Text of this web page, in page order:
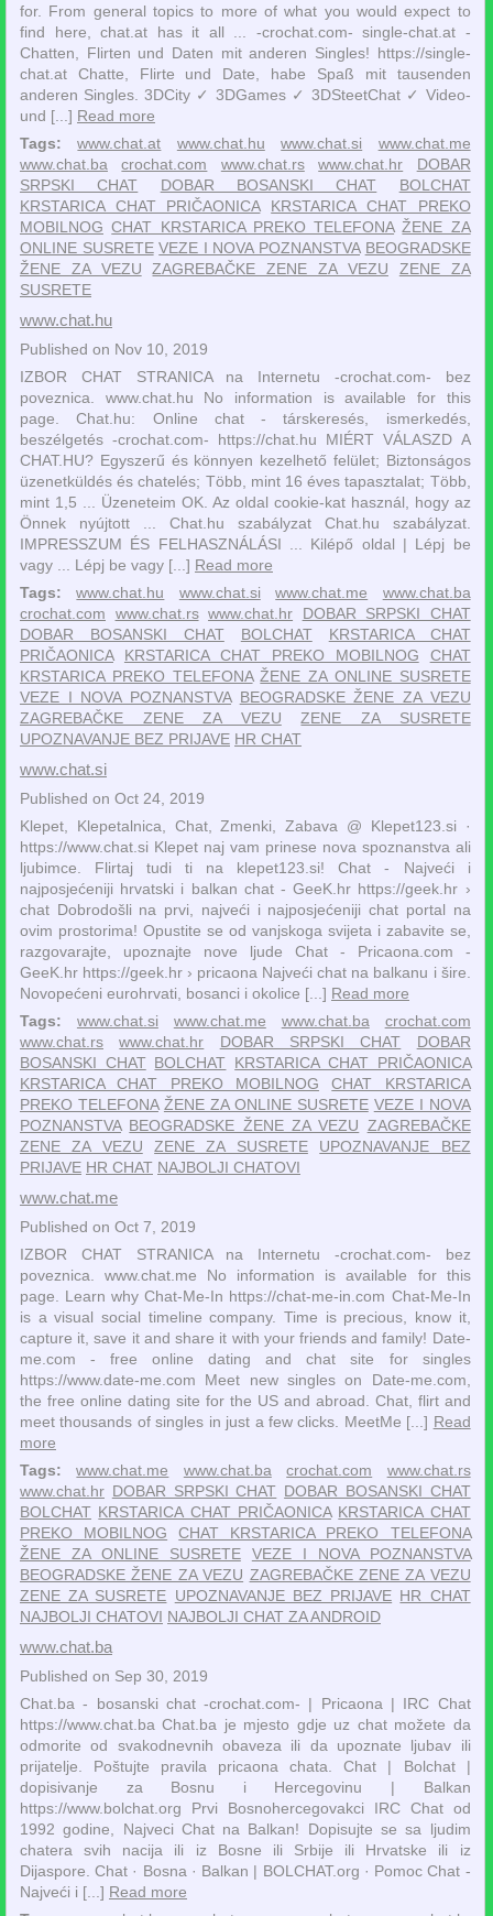
for. From general topics to more of what you would expect to
find here, chat.at has it all ... -crochat.com- single-chat.at -
Chatten, Flirten und Daten mit anderen Singles! https://single-
chat.at Chatte, Flirte und Date, habe Spaß mit tausenden
anderen Singles. 3DCity ✓ 3DGames ✓ 3DSteetChat ✓ Video-
und [...] Read more
Tags:
www.chat.at www.chat.hu www.chat.si
www.chat.me
www.chat.ba
crochat.com www.chat.rs www.chat.hr
DOBAR
SRPSKI CHAT
DOBAR BOSANSKI CHAT
BOLCHAT
KRSTARICA CHAT PRIČAONICA
KRSTARICA CHAT PREKO
MOBILNOG CHAT KRSTARICA PREKO TELEFONA ŽENE ZA
ONLINE SUSRETE VEZE I NOVA POZNANSTVA BEOGRADSKE
ŽENE ZA VEZU
ZAGREBAČKE ZENE ZA VEZU
ZENE ZA
SUSRETE
www.chat.hu
Published on Nov 10, 2019
IZBOR CHAT STRANICA na Internetu -crochat.com- bez
poveznica. www.chat.hu No information is available for this
page. Chat.hu: Online chat - társkeresés, ismerkedés,
beszélgetés -crochat.com- https://chat.hu MIÉRT VÁLASZD A
CHAT.HU? Egyszerű és könnyen kezelhető felület; Biztonságos
üzenetküldés és chatelés; Több, mint 16 éves tapasztalat; Több,
mint 1,5 ... Üzeneteim OK. Az oldal cookie-kat használ, hogy az
Önnek nyújtott ... Chat.hu szabályzat Chat.hu szabályzat.
IMPRESSZUM ÉS FELHASZNÁLÁSI ... Kilépő oldal | Lépj be
vagy ... Lépj be vagy [...] Read more
Tags:
www.chat.hu www.chat.si www.chat.me
www.chat.ba
crochat.com
www.chat.rs www.chat.hr
DOBAR SRPSKI CHAT
DOBAR BOSANSKI CHAT
BOLCHAT
KRSTARICA CHAT
PRIČAONICA
KRSTARICA CHAT PREKO MOBILNOG
CHAT
KRSTARICA PREKO TELEFONA ŽENE ZA ONLINE SUSRETE
VEZE I NOVA POZNANSTVA BEOGRADSKE ŽENE ZA VEZU
ZAGREBAČKE ZENE ZA VEZU
ZENE ZA SUSRETE
UPOZNAVANJE BEZ PRIJAVE HR CHAT
www.chat.si
Published on Oct 24, 2019
Klepet, Klepetalnica, Chat, Zmenki, Zabava @ Klepet123.si ·
https://www.chat.si Klepet naj vam prinese nova spoznanstva ali
ljubimce. Flirtaj tudi ti na klepet123.si! Chat - Najveći i
najposjećeniji hrvatski i balkan chat - GeeK.hr https://geek.hr ›
chat Dobrodošli na prvi, najveći i najposjećeniji chat portal na
ovim prostorima! Opustite se od vanjskoga svijeta i zabavite se,
razgovarajte, upoznajte nove ljude Chat - Pricaona.com -
GeeK.hr https://geek.hr › pricaona Najveći chat na balkanu i šire.
Novopećeni eurohrvati, bosanci i okolice [...] Read more
Tags:
www.chat.si www.chat.me www.chat.ba
crochat.com
www.chat.rs
www.chat.hr DOBAR SRPSKI CHAT
DOBAR
BOSANSKI CHAT BOLCHAT KRSTARICA CHAT PRIČAONICA
KRSTARICA CHAT PREKO MOBILNOG
CHAT KRSTARICA
PREKO TELEFONA ŽENE ZA ONLINE SUSRETE VEZE I NOVA
POZNANSTVA BEOGRADSKE ŽENE ZA VEZU ZAGREBAČKE
ZENE ZA VEZU
ZENE ZA SUSRETE
UPOZNAVANJE BEZ
PRIJAVE HR CHAT NAJBOLJI CHATOVI
www.chat.me
Published on Oct 7, 2019
IZBOR CHAT STRANICA na Internetu -crochat.com- bez
poveznica. www.chat.me No information is available for this
page. Learn why Chat-Me-In https://chat-me-in.com Chat-Me-In
is a visual social timeline company. Time is precious, know it,
capture it, save it and share it with your friends and family! Date-
me.com - free online dating and chat site for singles
https://www.date-me.com Meet new singles on Date-me.com,
the free online dating site for the US and abroad. Chat, flirt and
meet thousands of singles in just a few clicks. MeetMe [...] Read
more
Tags:
www.chat.me www.chat.ba crochat.com
www.chat.rs
www.chat.hr DOBAR SRPSKI CHAT DOBAR BOSANSKI CHAT
BOLCHAT KRSTARICA CHAT PRIČAONICA KRSTARICA CHAT
PREKO MOBILNOG
CHAT KRSTARICA PREKO TELEFONA
ŽENE ZA ONLINE SUSRETE
VEZE I NOVA POZNANSTVA
BEOGRADSKE ŽENE ZA VEZU ZAGREBAČKE ZENE ZA VEZU
ZENE ZA SUSRETE UPOZNAVANJE BEZ PRIJAVE HR CHAT
NAJBOLJI CHATOVI NAJBOLJI CHAT ZA ANDROID
www.chat.ba
Published on Sep 30, 2019
Chat.ba - bosanski chat -crochat.com- | Pricaona | IRC Chat
https://www.chat.ba Chat.ba je mjesto gdje uz chat možete da
odmorite od svakodnevnih obaveza ili da upoznate ljubav ili
prijatelje. Poštujte pravila pricaona chata. Chat | Bolchat |
dopisivanje za Bosnu i Hercegovinu | Balkan
https://www.bolchat.org Prvi Bosnohercegovakci IRC Chat od
1992 godine, Najveci Chat na Balkan! Dopisujte se sa ljudim
chatera svih nacija ili iz Bosne ili Srbije ili Hrvatske ili iz
Dijaspore. ‎Chat · ‎Bosna · ‎Balkan | BOLCHAT.org · ‎Pomoc Chat -
Najveći i [...] Read more